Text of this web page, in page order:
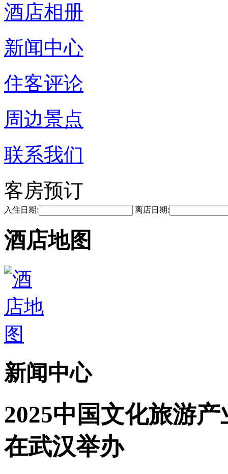
酒店相册
新闻中心
住客评论
周边景点
联系我们
客房预订
入住日期: 离店日期:
酒店地图
新闻中心
2025中国文化旅游
在武汉举办